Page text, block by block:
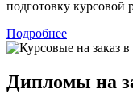
подготовку
Подробнее
Дипломы на